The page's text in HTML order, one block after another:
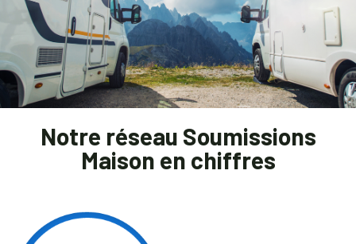
Notre réseau Soumissions
Maison en chiffres